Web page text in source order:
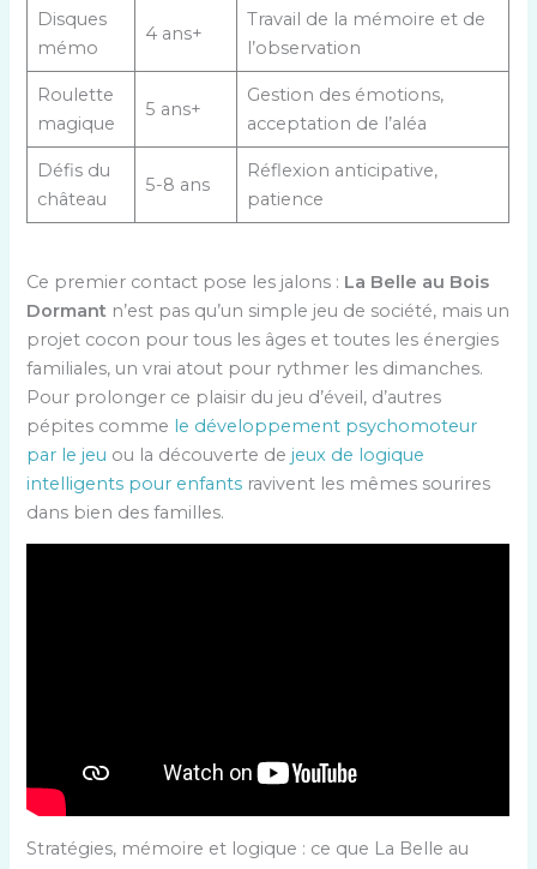
Disques
mémo
4 ans+
Travail de la mémoire et de
l’observation
Roulette
magique
5 ans+
Gestion des émotions,
acceptation de l’aléa
Défis du
château
5-8 ans
Réflexion anticipative,
patience
Ce premier contact pose les jalons : La Belle au Bois
Dormant n’est pas qu’un simple jeu de société, mais un
projet cocon pour tous les âges et toutes les énergies
familiales, un vrai atout pour rythmer les dimanches.
Pour prolonger ce plaisir du jeu d’éveil, d’autres
pépites comme le développement psychomoteur
par le jeu ou la découverte de jeux de logique
intelligents pour enfants ravivent les mêmes sourires
dans bien des familles.
Stratégies, mémoire et logique : ce que La Belle au